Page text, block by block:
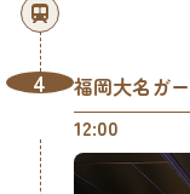
4
福岡大名ガ
12:00